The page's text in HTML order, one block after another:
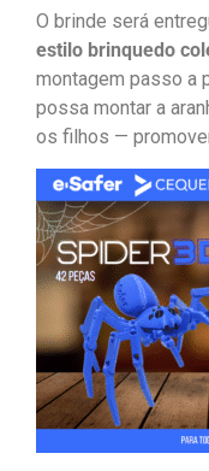
O brinde será
estilo brinquedo
montagem passo a
possa montar a
os filhos —